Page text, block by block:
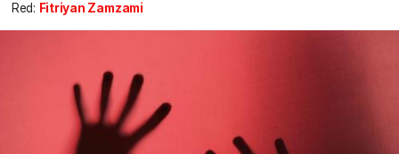
Red: Fitriyan Zamzami